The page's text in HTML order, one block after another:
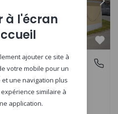
à l'écran
ajouter ce site à
votre mobile pour un
une navigation plus
similaire à
application.